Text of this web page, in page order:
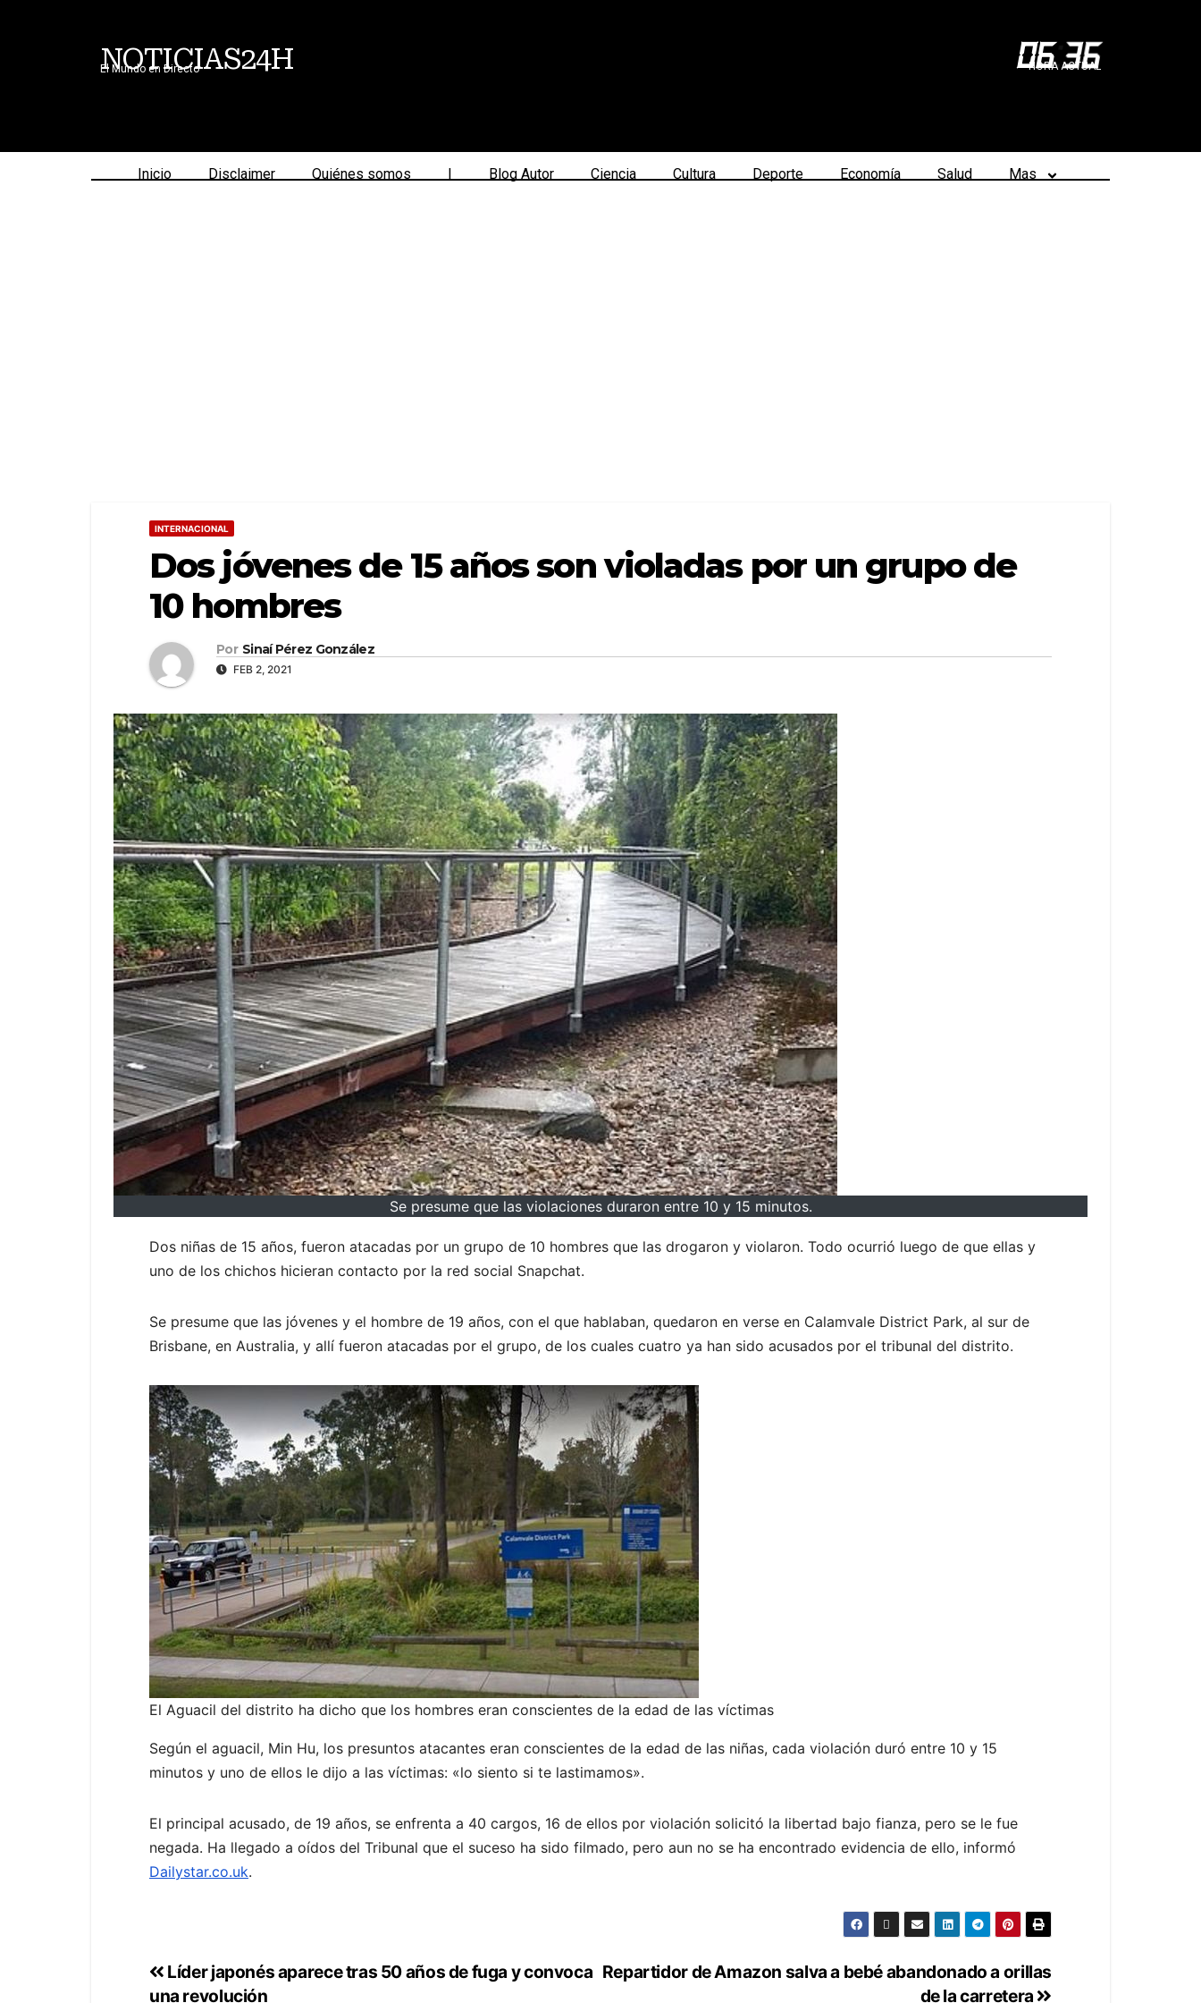
NOTICIAS24H
El Mundo en Directo 06:36
HORA ACTUAL
Inicio Disclaimer Quiénes somos | Blog Autor Ciencia Cultura Deporte Economía Salud Mas
INTERNACIONAL
Dos jóvenes de 15 años son violadas por un grupo de
10 hombres
Por Sinaí Pérez González
FEB 2, 2021
Se presume que las violaciones duraron entre 10 y 15 minutos.
Dos niñas de 15 años, fueron atacadas por un grupo de 10 hombres que las drogaron y violaron. Todo ocurrió luego de que ellas y
uno de los chichos hicieran contacto por la red social Snapchat.
Se presume que las jóvenes y el hombre de 19 años, con el que hablaban, quedaron en verse en Calamvale District Park, al sur de
Brisbane, en Australia, y allí fueron atacadas por el grupo, de los cuales cuatro ya han sido acusados por el tribunal del distrito.
El Aguacil del distrito ha dicho que los hombres eran conscientes de la edad de las víctimas
Según el aguacil, Min Hu, los presuntos atacantes eran conscientes de la edad de las niñas, cada violación duró entre 10 y 15
minutos y uno de ellos le dijo a las víctimas: «lo siento si te lastimamos».
El principal acusado, de 19 años, se enfrenta a 40 cargos, 16 de ellos por violación solicitó la libertad bajo fianza, pero se le fue
negada. Ha llegado a oídos del Tribunal que el suceso ha sido filmado, pero aun no se ha encontrado evidencia de ello, informó
Dailystar.co.uk.
Repartidor de Amazon salva a bebé abandonado a orillas
de la carretera
Líder japonés aparece tras 50 años de fuga y convoca
una revolución